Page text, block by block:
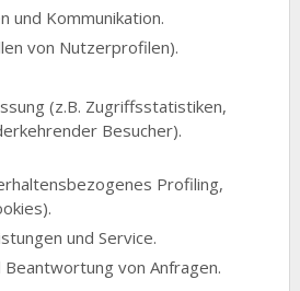
und Kommunikation.
von Nutzerprofilen).
(z.B. Zugriffsstatistiken,
Besucher).
Profiling,
und Service.
von Anfragen.